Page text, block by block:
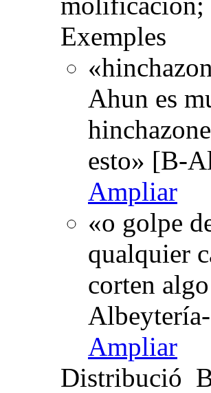
Exemples
Ahun es
esto» [B-
Ampliar
«o golpe
qualquier
corten
Ampliar
Distribució